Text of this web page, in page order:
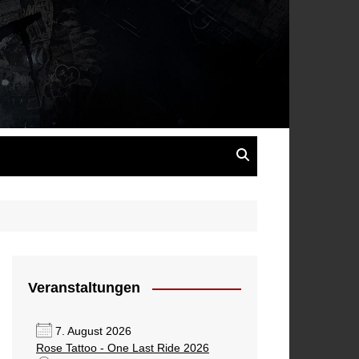
Veranstaltungen
7. August 2026
Rose Tattoo - One Last Ride 2026